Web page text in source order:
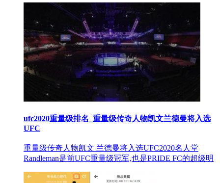
ufc2020重量级排名_重量级传奇人物凯文兰德曼将入选
UFC
重量级传奇人物凯文 兰德曼将入选UFC2020名人堂
Randleman是前UFC重量级冠军,也是PRIDE FC的超级明